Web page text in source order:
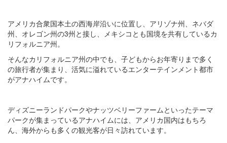
アメリカ合衆国本土の西海岸沿いに位置し、アリゾナ州、ネバダ
州、オレゴン州の3州と接し、メキシコとも国境を共有しているカ
リフォルニア州。
そんなカリフォルニア州の中でも、子どもからお年寄りまで多く
の旅行者が集まり、活気に溢れているエンターテインメント都市
がアナハイムです。
ディズニーランドパークやナッツベリーファームといったテーマ
パークが集まっているアナハイムには、アメリカ国内はもちろ
ん、海外からも多くの観光客が日々訪れています。